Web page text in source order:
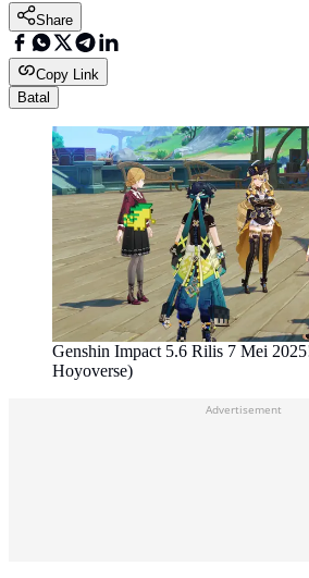
Share
Copy Link
Batal
Genshin Impact 5.6 Rilis 7 Mei
Hoyoverse)
Advertisement